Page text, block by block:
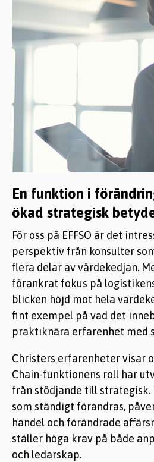
En funktion i
ökad strategisk
För oss på EFFSO är det
perspektiv från konsulter
flera delar av värdekedjan.
förankrat fokus på
blicken höjd mot hela
fint exempel på vad det
praktiknära erfarenhet med
Christers erfarenheter visar
Chain-funktionens roll har
från stödjande till strategisk.
som ständigt förändras,
handel och förändrade
ställer höga krav på både
och ledarskap.